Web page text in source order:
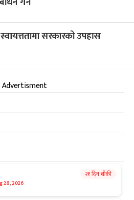
स्वायत्ततामा सरकारको उपहास
Advertisment
28, 2026
२१ दिन बाँकी